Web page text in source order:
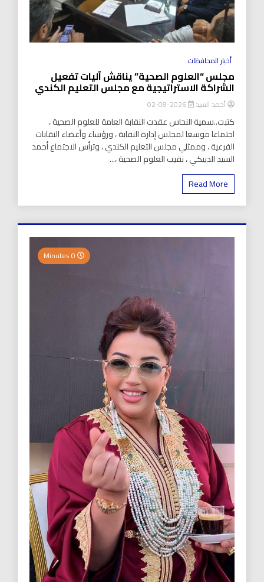
أخبار المحافظات
مجلس “العلوم الصحية” يناقش آليات تفعيل
الشراكة الاستراتيجية مع مجلس التعليم الكندي
أحمد السيد 2026-08-02
كتبت..سمية النحاس عقدت النقابة العامة للعلوم الصحية ،
اجتماعا موسعا لمجلس إدارة النقابة ، ورؤساء وأعضاء النقابات
الفرعية ، وممثلي مجلس التعليم الكندي ، وترأس الاجتماع أحمد
السيد الدبيكي ، نقيب العلوم الصحية ،...
Read More